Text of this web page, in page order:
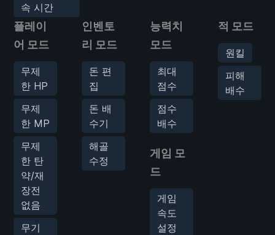
속 시간
플레이
어 모드
무제
한 HP
무제
한 MP
무제
한 탄
약/재
장전
없음
무기
인벤토
리 모드
돈 편
집
돈 배
수기
해골
수정
능력치
모드
최대
점수
점수
배수
게임 모
드
게임
속도
설정
적 모드
원킬
피해
배수